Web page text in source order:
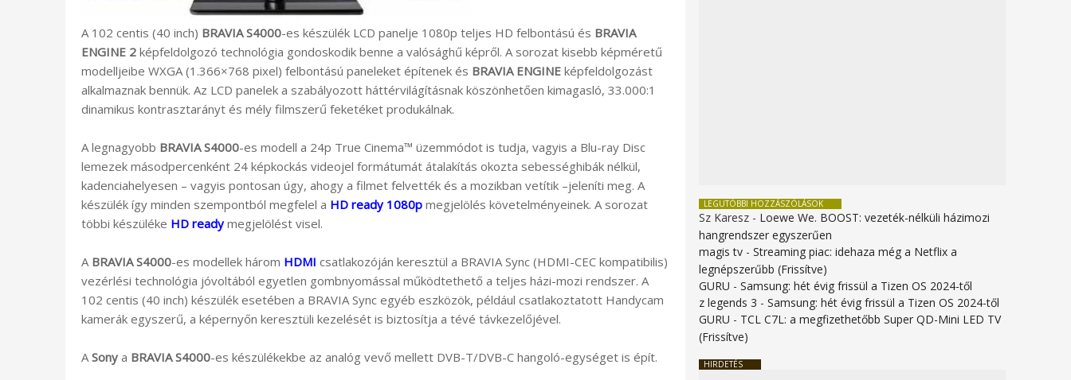
A 102 centis (40 inch) BRAVIA S4000-es készülék LCD panelje 1080p teljes HD felbontású és BRAVIA
ENGINE 2 képfeldolgozó technológia gondoskodik benne a valósághű képről. A sorozat kisebb képméretű
modelljeibe WXGA (1.366×768 pixel) felbontású paneleket építenek és BRAVIA ENGINE képfeldolgozást
alkalmaznak bennük. Az LCD panelek a szabályozott háttérvilágításnak köszönhetően kimagasló, 33.000:1
dinamikus kontrasztarányt és mély filmszerű feketéket produkálnak.
A legnagyobb BRAVIA S4000-es modell a 24p True Cinema™ üzemmódot is tudja, vagyis a Blu-ray Disc
lemezek másodpercenként 24 képkockás videojel formátumát átalakítás okozta sebességhibák nélkül,
kadenciahelyesen – vagyis pontosan úgy, ahogy a filmet felvették és a mozikban vetítik –jeleníti meg. A
készülék így minden szempontból megfelel a HD ready 1080p megjelölés követelményeinek. A sorozat
többi készüléke HD readymegjelölést visel.
A BRAVIA S4000-es modellek három HDMI csatlakozóján keresztül a BRAVIA Sync (HDMI-CEC kompatibilis)
vezérlési technológia jóvoltából egyetlen gombnyomással működtethető a teljes házi-mozi rendszer. A
102 centis (40 inch) készülék esetében a BRAVIA Sync egyéb eszközök, például csatlakoztatott Handycam
kamerák egyszerű, a képernyőn keresztüli kezelését is biztosítja a tévé távkezelőjével.
A Sony a BRAVIA S4000-es készülékekbe az analóg vevő mellett DVB-T/DVB-C hangoló-egységet is épít.
LEGUTÓBBI HOZZÁSZÓLÁSOK
Sz Karesz - Loewe We. BOOST: vezeték-nélküli házimozi
hangrendszer egyszerűen
magis tv -Streaming piac: idehaza még a Netflix a
legnépszerűbb (Frissítve)
GURU -Samsung: hét évig frissül a Tizen OS 2024-től
z legends 3 -Samsung: hét évig frissül a Tizen OS 2024-től
GURU - TCL C7L: a megfizethetőbb Super QD-Mini LED TV
(Frissítve)
HIRDETÉS